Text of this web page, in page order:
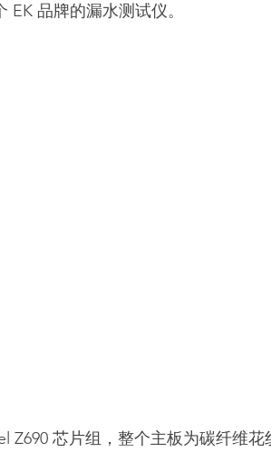
品牌的漏水测试仪。
芯片组，整个主板为碳纤维花